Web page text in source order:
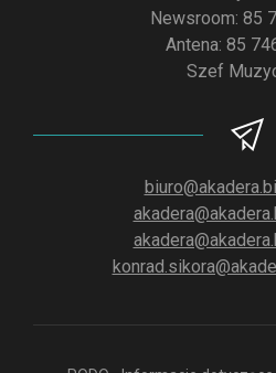
Newsroom: 85
Antena: 85
Szef